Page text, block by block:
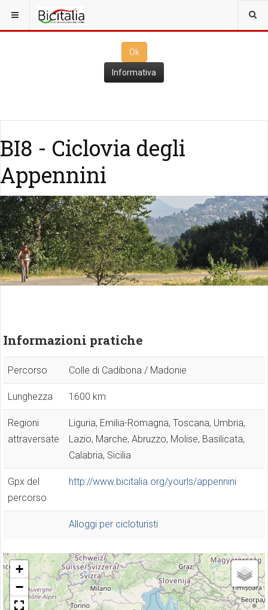
Questo sito utilizza i
Ok
Ok
Informativa
BI8 - Ciclovia degli
Appennini
Informazioni pratiche
Percorso Colle di Cadibona / Madonie
Lunghezza 1600 km
Regioni
attraversate
Liguria, Emilia-Romagna, Toscana, Umbria,
Lazio, Marche, Abruzzo, Molise, Basilicata,
Calabria, Sicilia
Gpx del
percorso
http://www.bicitalia.org/yourls/appennini
Alloggi per cicloturisti
+
−